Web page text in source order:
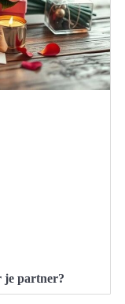
je partner?